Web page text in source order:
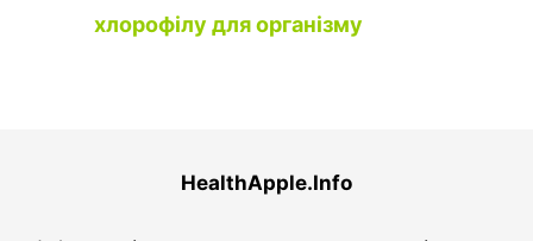
хлорофілу для організму
HealthApple.Info